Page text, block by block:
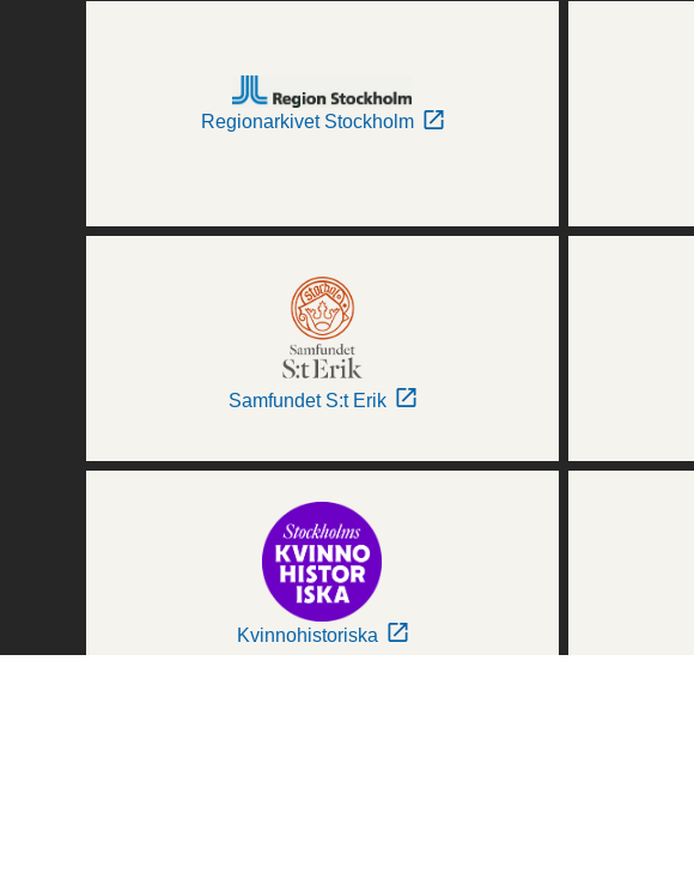
Regionarkivet Stockholm
Samfundet S:t Erik
Kvinnohistoriska